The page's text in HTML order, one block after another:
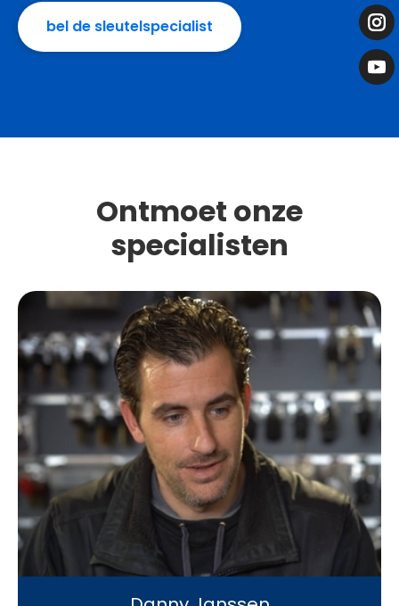
bel de sleutelspecialist
Ontmoet onze
specialisten